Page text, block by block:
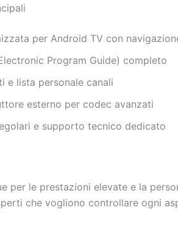
per Android TV con
Program Guide) completo
e lista personale canali
esterno per codec avanzati
e supporto tecnico dedicato
per le prestazioni elevate e la
che vogliono controllare ogni